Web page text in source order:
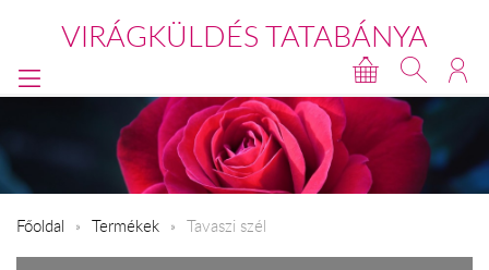
VIRÁGKÜLDÉS TATABÁNYA
Főoldal Termékek Tavaszi szél